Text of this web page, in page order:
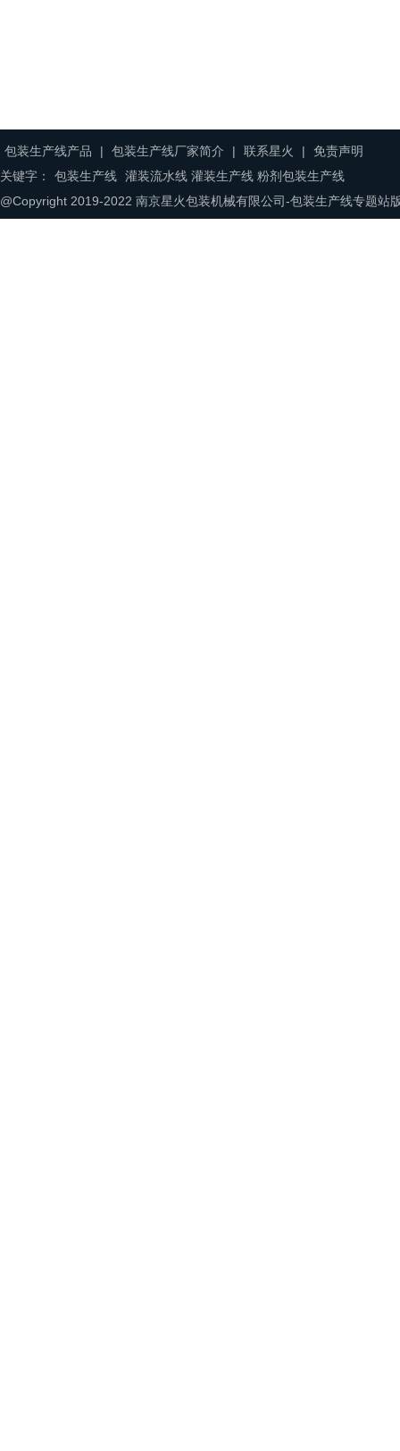
包装生产线产品 | 包装生产线厂家简介 | 联系星火 |
免责声明
关键字：
包装生产线 灌装流水线 灌装生产线 粉剂包装生产线
@Copyright 2019-2022 南京星火包装机械有限公司-包装生产线专题站